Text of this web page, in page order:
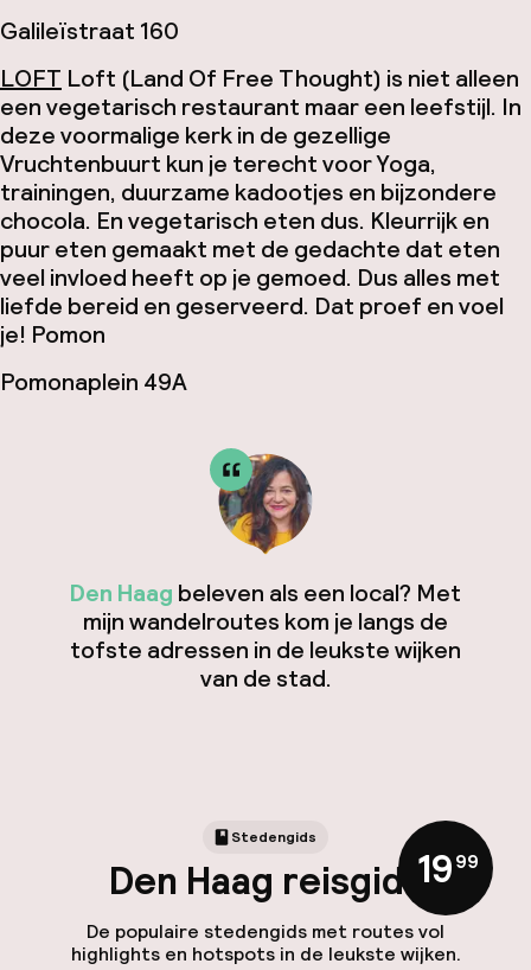
Galileïstraat 160
LOFT Loft (Land Of Free Thought) is niet alleen
een vegetarisch restaurant maar een leefstijl. In
deze voormalige kerk in de gezellige
Vruchtenbuurt kun je terecht voor Yoga,
trainingen, duurzame kadootjes en bijzondere
chocola. En vegetarisch eten dus. Kleurrijk en
puur eten gemaakt met de gedachte dat eten
veel invloed heeft op je gemoed. Dus alles met
liefde bereid en geserveerd. Dat proef en voel
je! Pomon
Pomonaplein 49A
Den Haag beleven als een local? Met
mijn wandelroutes kom je langs de
tofste adressen in de leukste wijken
van de stad.
Stedengids
Den Haag reisgids
De populaire stedengids met routes vol
highlights en hotspots in de leukste wijken.
19,99